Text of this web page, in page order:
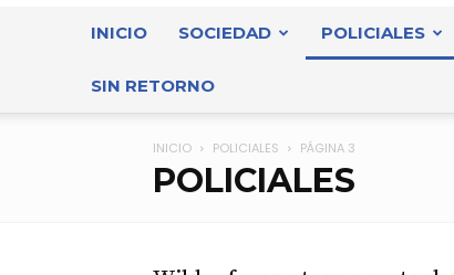
INICIO SOCIEDAD POLICIALES
SIN RETORNO
INICIO POLICIALES PÁGINA 3
POLICIALES